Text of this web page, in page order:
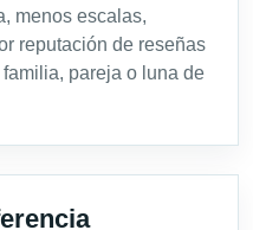
menos escalas,
reputación de reseñas
pareja o luna de